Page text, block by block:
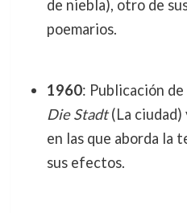
de niebla), otro de
poemarios.
1960: Publicación
Die Stadt(La ciudad)
en las que aborda la
sus efectos.